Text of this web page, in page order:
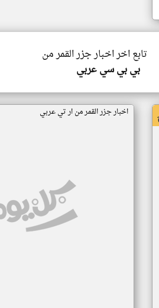
تابع اخر اخبار جزر القمر من
بي بي سي عربي
اخبار جزر القمر من ار تي عربي